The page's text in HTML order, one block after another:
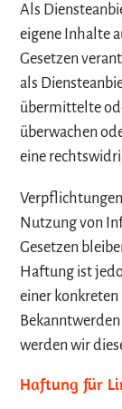
Als
eigene Inhalte
Gesetzen
als
übermittelte
überwachen
eine
Nutzung von
Gesetzen
Haftung ist
einer
werden wir
Haftung für